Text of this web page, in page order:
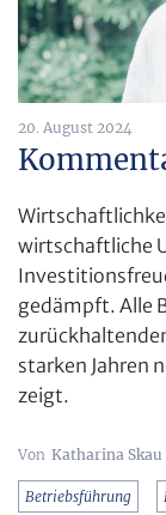
20. August 2024
wirtschaftliche
gedämpft. Alle
starken Jahren
zeigt.
Katharina Skau
Betriebsführung